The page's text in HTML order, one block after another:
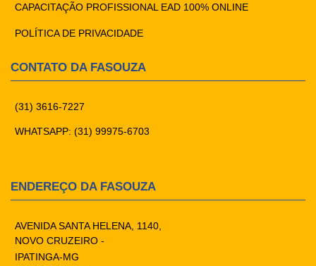
CAPACITAÇÃO PROFISSIONAL EAD 100% ONLINE
POLÍTICA DE PRIVACIDADE
CONTATO DA FASOUZA
(31) 3616-7227
WHATSAPP: (31) 99975-6703
ENDEREÇO DA FASOUZA
AVENIDA SANTA HELENA, 1140,
NOVO CRUZEIRO -
IPATINGA-MG